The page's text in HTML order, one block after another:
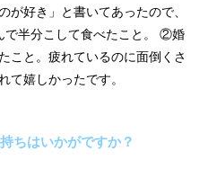
好き」と書いてあったので、
で半分こして食べたこと。 ②婚
こと。疲れているのに面倒くさ
て嬉しかったです。
ちはいかがですか？